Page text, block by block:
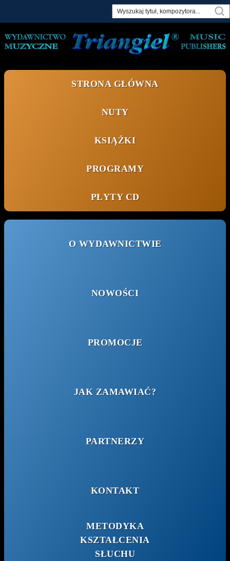
content
STRONA GŁÓWNA
NUTY
KSIĄŻKI
PROGRAMY
PŁYTY CD
O WYDAWNICTWIE
NOWOŚCI
PROMOCJE
JAK ZAMAWIAĆ?
PARTNERZY
KONTAKT
METODYKA
KSZTAŁCENIA
SŁUCHU